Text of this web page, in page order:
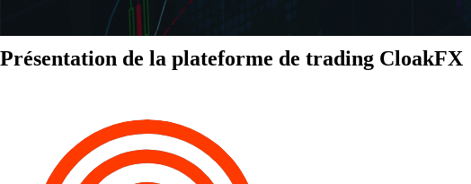
Présentation de la plateforme de trading CloakFX